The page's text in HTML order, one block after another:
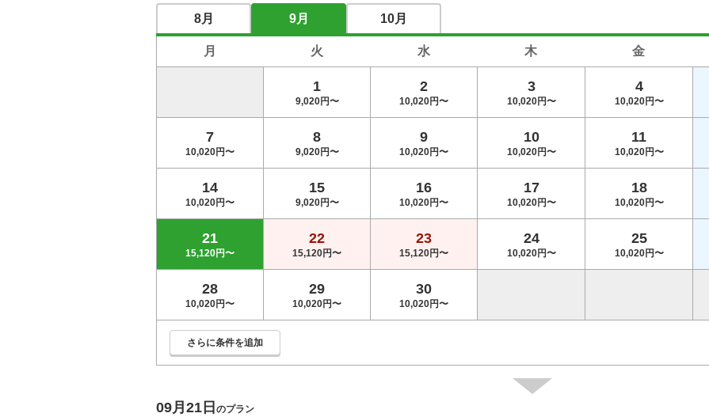
8月 9月 10月
月 火 水 木 金
1
9,020円〜
2
10,020円〜
3
10,020円〜
4
10,020円〜
7
10,020円〜
8
9,020円〜
9
10,020円〜
10
10,020円〜
11
10,020円〜
14
10,020円〜
15
9,020円〜
16
10,020円〜
17
10,020円〜
18
10,020円〜
21
15,120円〜
22
15,120円〜
23
15,120円〜
24
10,020円〜
25
10,020円〜
28
10,020円〜
29
10,020円〜
30
10,020円〜
さらに条件を追加
09月21日 のプラン